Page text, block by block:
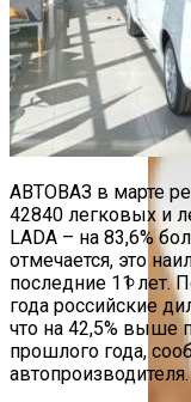
Под
АВТОВАЗ в марте
42840 легковых и
LADA – на 83,6%
отмечается, это
последние 11 лет.
года российские
что на 42,5% выше
прошлого года,
автопроизводителя.